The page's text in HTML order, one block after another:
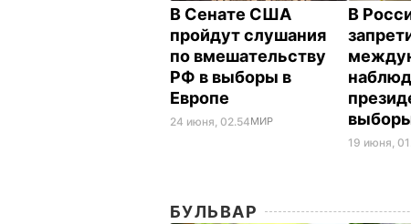
В Сенате США
пройдут слушания
по вмешательству
РФ в выборы в
Европе
24 июня, 02.54МИР
В
19 июня,
БУЛЬВАР